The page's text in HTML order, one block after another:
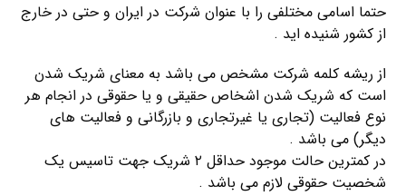
حتما اسامی مختلفی را با عنوان شرکت در ایران و حتی در خارج
از کشور شنیده اید .
از ریشه کلمه شرکت مشخص می باشد به معنای شریک شدن
است که شریک شدن اشخاص حقیقی و یا حقوقی در انجام هر
نوع فعالیت (تجاری یا غیرتجاری و بازرگانی و فعالیت های
دیگر) می باشد .
در کمترین حالت موجود حداقل ۲ شریک جهت تاسیس یک
شخصیت حقوقی لازم می باشد .